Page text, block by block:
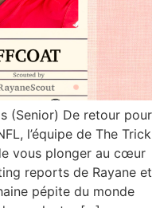
(Senior) De retour pour
l’équipe de The Trick
vous plonger au cœur
reports de Rayane et
pépite du monde